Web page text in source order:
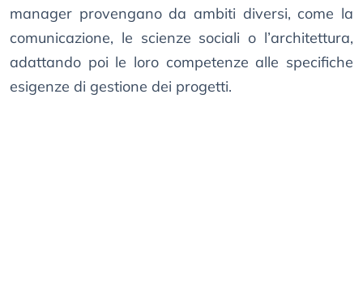
manager provengano da ambiti diversi, come la
comunicazione, le scienze sociali o l’architettura,
adattando poi le loro competenze alle specifiche
esigenze di gestione dei progetti.